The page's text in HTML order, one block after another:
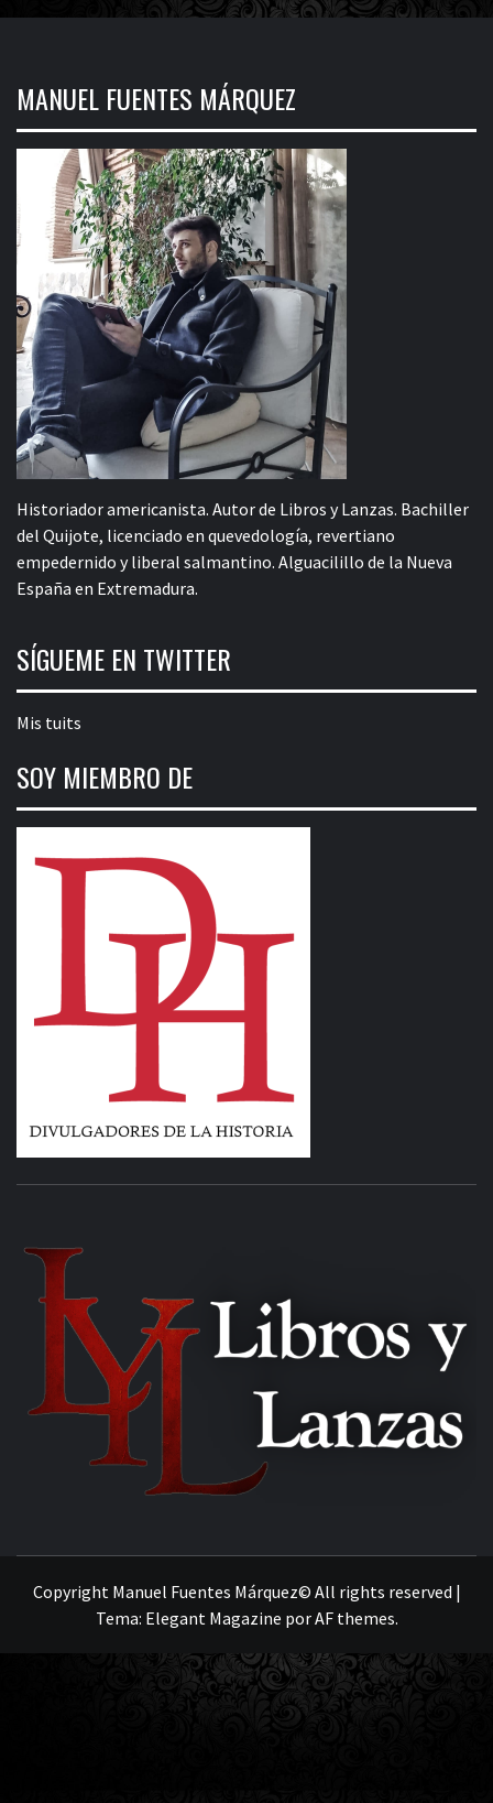
MANUEL FUENTES MÁRQUEZ
Historiador americanista. Autor de Libros y Lanzas. Bachiller
del Quijote, licenciado en quevedología, revertiano
empedernido y liberal salmantino. Alguacilillo de la Nueva
España en Extremadura.
SÍGUEME EN TWITTER
Mis tuits
SOY MIEMBRO DE
Copyright Manuel Fuentes Márquez© All rights reserved |
Tema: Elegant Magazine porAF themes.